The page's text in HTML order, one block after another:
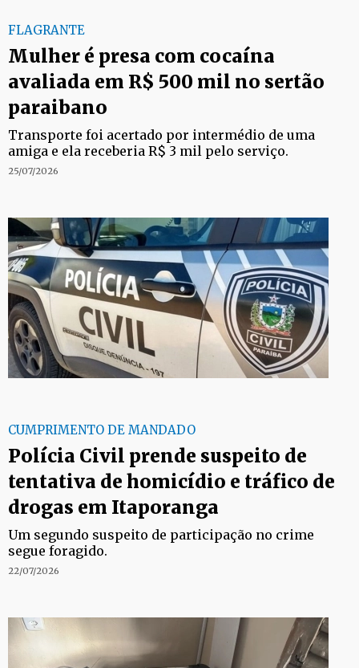
FLAGRANTE
Mulher é presa com cocaína
avaliada em R$ 500 mil no sertão
paraibano
Transporte foi acertado por intermédio de uma
amiga e ela receberia R$ 3 mil pelo serviço.
25/07/2026
CUMPRIMENTO DE MANDADO
Polícia Civil prende suspeito de
tentativa de homicídio e tráfico de
drogas em Itaporanga
Um segundo suspeito de participação no crime
segue foragido.
22/07/2026